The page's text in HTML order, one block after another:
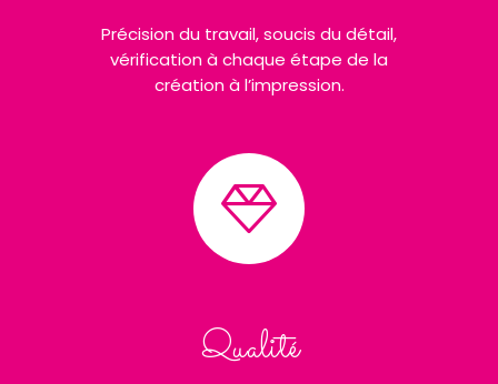
Qualité
Précision du travail, soucis du détail,
vérification à chaque étape de la
création à l’impression.